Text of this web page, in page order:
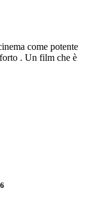
come potente
. Un film che è